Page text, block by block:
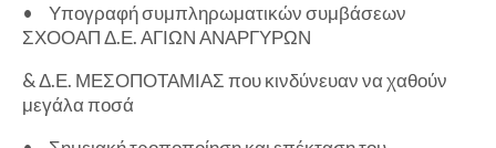
•
Υπογραφή συμπληρωματικών συμβάσεων
ΣΧΟΟΑΠ Δ.Ε. ΑΓΙΩΝ ΑΝΑΡΓΥΡΩΝ
& Δ.Ε. ΜΕΣΟΠΟΤΑΜΙΑΣ που κινδύνευαν να χαθούν
μεγάλα ποσά